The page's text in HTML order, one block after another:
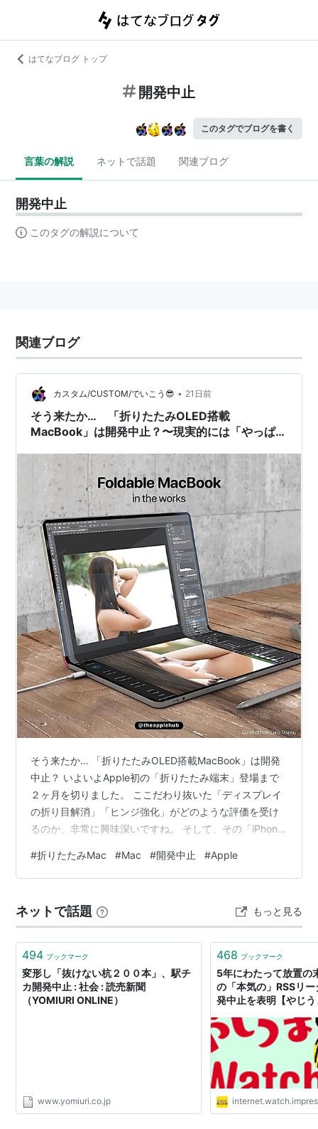
はてなブログ トップ
開発中止
このタグでブログを書く
言葉の解説 ネットで話題 関連ブログ
開発中止
このタグの解説について
関連ブログ
カスタム/CUSTOM/でいこう😎 • 21日前
そう来たか… 「折りたたみOLED搭載
MacBook」は開発中止？〜現実的には「やっぱり
そう来たか… 「折りたたみOLED搭載MacBook」は開発
中止？ いよいよApple初の「折りたたみ端末」登場まで
２ヶ月を切りました。 ここだわり抜いた「ディスプレイ
の折り目解消」「ヒンジ強化」がどのような評価を受け
るのか、非常に興味深いですね。 そして、その「iPhone
る…」という噂が続いています。 本ブログの上の記事は
「2023年7月」に書いたものでしたので、３年前…とい
MacBookの登場が、2025年から26年に延期になっ
た…」という内容が書かれています。 現実とのあまりの
ギャッ…
#折りたたみMac #Mac #開発中止 #Apple
ネットで話題 もっと見る
494 ブックマーク
変形し「抜けない杭２００本」、駅チ
カ開発中止 : 社会 : 読売新聞
（YOMIURI ONLINE）
www.yomiuri.co.jp
468 ブックマーク
5年にわたって放置
の「本気の」RSSリ
発中止を表明【やじ